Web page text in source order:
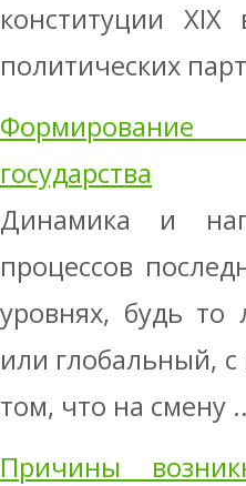
конституции
политических
Формирование
государства
Динамика и
процессов
уровнях, будь то
или глобальный,
том, что на смену
Причины